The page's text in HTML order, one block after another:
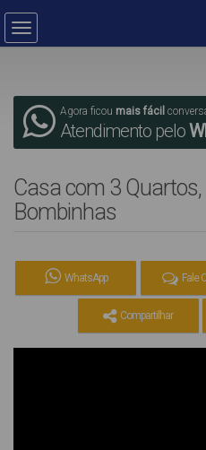
Agora ficou mais fácil
Atendimento pelo
Casa com 3
Bombinhas
WhatsApp Fale
Compartilhar